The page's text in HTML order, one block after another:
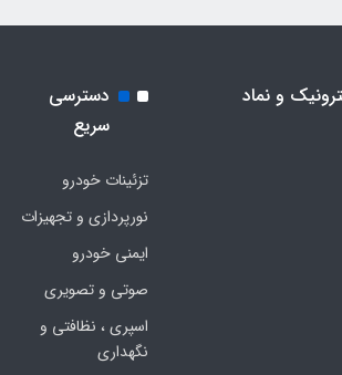
و نماد
دسترسی
سریع
تزئینات خودرو
نورپردازی و تجهیزات
ایمنی خودرو
صوتی و تصویری
اسپری ، نظافتی و
نگهداری